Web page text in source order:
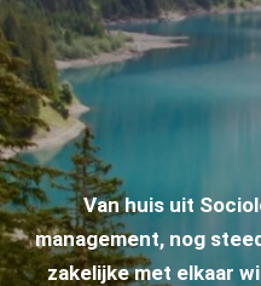
Van huis uit
management, nog
zakelijke met elkaar